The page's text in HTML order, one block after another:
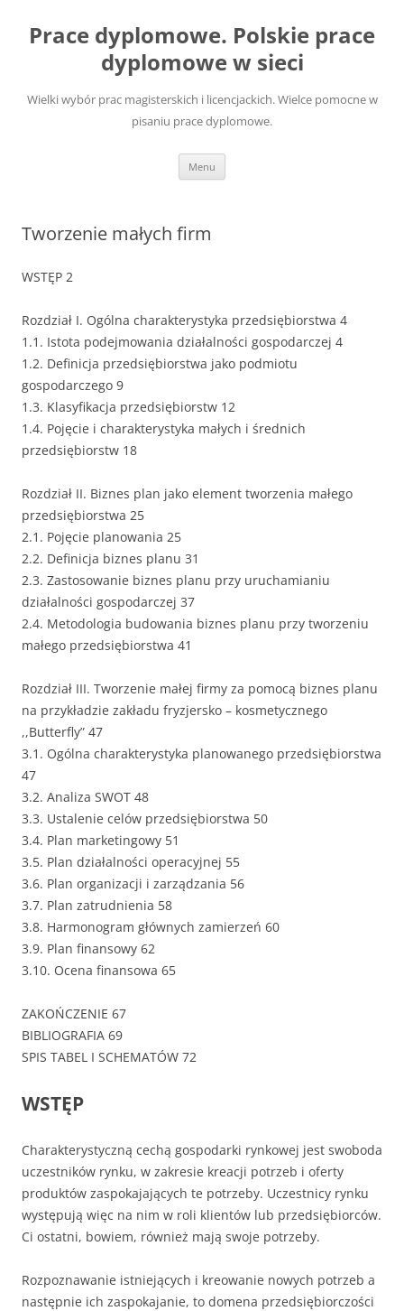
treści
Prace dyplomowe. Polskie prace
dyplomowe w sieci
Wielki wybór prac magisterskich i licencjackich. Wielce pomocne w
pisaniu prace dyplomowe.
Menu
Tworzenie małych firm
WSTĘP 2
Rozdział I. Ogólna charakterystyka przedsiębiorstwa 4
1.1. Istota podejmowania działalności gospodarczej 4
1.2. Definicja przedsiębiorstwa jako podmiotu
gospodarczego 9
1.3. Klasyfikacja przedsiębiorstw 12
1.4. Pojęcie i charakterystyka małych i średnich
przedsiębiorstw 18
Rozdział II. Biznes plan jako element tworzenia małego
przedsiębiorstwa 25
2.1. Pojęcie planowania 25
2.2. Definicja biznes planu 31
2.3. Zastosowanie biznes planu przy uruchamianiu
działalności gospodarczej 37
2.4. Metodologia budowania biznes planu przy tworzeniu
małego przedsiębiorstwa 41
Rozdział III. Tworzenie małej firmy za pomocą biznes planu
na przykładzie zakładu fryzjersko – kosmetycznego
,,Butterfly” 47
3.1. Ogólna charakterystyka planowanego przedsiębiorstwa
47
3.2. Analiza SWOT 48
3.3. Ustalenie celów przedsiębiorstwa 50
3.4. Plan marketingowy 51
3.5. Plan działalności operacyjnej 55
3.6. Plan organizacji i zarządzania 56
3.7. Plan zatrudnienia 58
3.8. Harmonogram głównych zamierzeń 60
3.9. Plan finansowy 62
3.10. Ocena finansowa 65
ZAKOŃCZENIE 67
BIBLIOGRAFIA 69
SPIS TABEL I SCHEMATÓW 72
WSTĘP
Charakterystyczną cechą gospodarki rynkowej jest swoboda
uczestników rynku, w zakresie kreacji potrzeb i oferty
produktów zaspokajających te potrzeby. Uczestnicy rynku
występują więc na nim w roli klientów lub przedsiębiorców.
Ci ostatni, bowiem, również mają swoje potrzeby.
Rozpoznawanie istniejących i kreowanie nowych potrzeb a
następnie ich zaspokajanie, to domena przedsiębiorczości